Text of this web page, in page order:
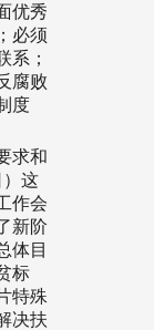
优秀
必须
系；
腐败
度
求和
这
作会
新阶
体目
标
特殊
决扶